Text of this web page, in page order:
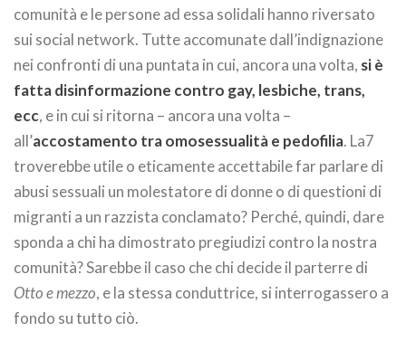
comunità e le persone ad essa solidali hanno riversato
sui social network. Tutte accomunate dall’indignazione
nei confronti di una puntata in cui, ancora una volta, si è
fatta disinformazione contro gay, lesbiche, trans,
ecc, e in cui si ritorna – ancora una volta –
all’accostamento tra omosessualità e pedofilia. La7
troverebbe utile o eticamente accettabile far parlare di
abusi sessuali un molestatore di donne o di questioni di
migranti a un razzista conclamato? Perché, quindi, dare
sponda a chi ha dimostrato pregiudizi contro la nostra
comunità? Sarebbe il caso che chi decide il parterre di
Otto e mezzo, e la stessa conduttrice, si interrogassero a
fondo su tutto ciò.